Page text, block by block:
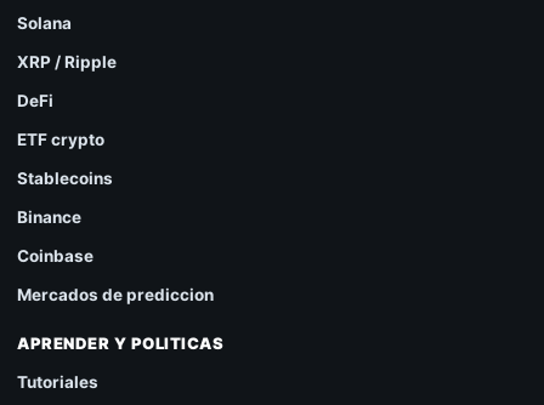
Solana
XRP / Ripple
DeFi
ETF crypto
Stablecoins
Binance
Coinbase
Mercados de prediccion
APRENDER Y POLITICAS
Tutoriales